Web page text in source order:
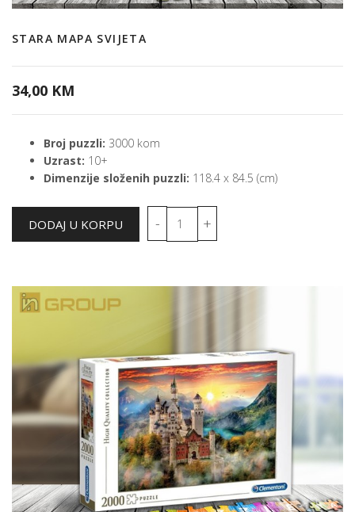
STARA MAPA SVIJETA
34,00 KM
Broj puzzli: 3000 kom
Uzrast: 10+
Dimenzije složenih puzzli: 118.4 x 84.5 (cm)